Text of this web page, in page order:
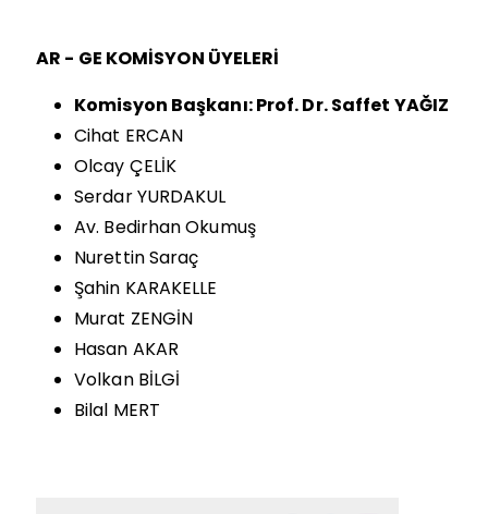
AR - GE KOMİSYON ÜYELERİ
Komisyon Başkanı: Prof. Dr. Saffet YAĞIZ
Cihat ERCAN
Olcay ÇELİK
Serdar YURDAKUL
Av. Bedirhan Okumuş
Nurettin Saraç
Şahin KARAKELLE
Murat ZENGİN
Hasan AKAR
Volkan BİLGİ
Bilal MERT